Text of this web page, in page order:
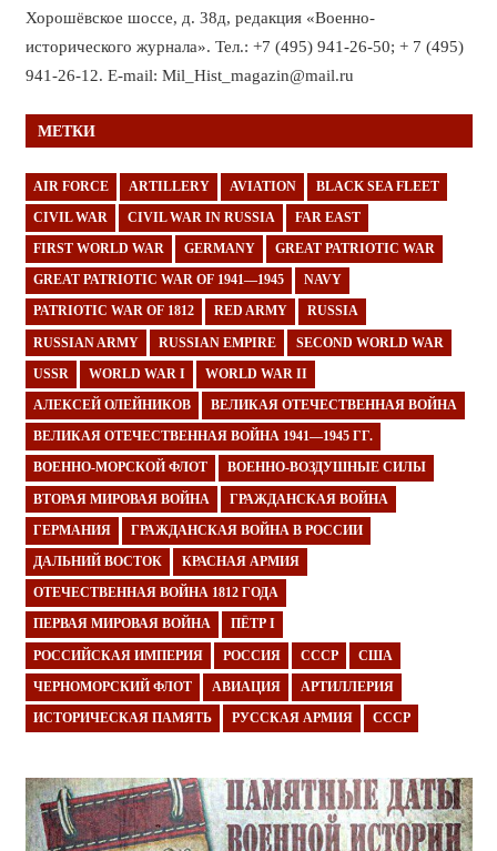
Хорошёвское шоссе, д. 38д, редакция «Военно-
исторического журнала». Тел.: +7 (495) 941-26-50; + 7 (495)
941-26-12. E-mail: Mil_Hist_magazin@mail.ru
МЕТКИ
AIR FORCE ARTILLERY AVIATION BLACK SEA FLEET
CIVIL WAR CIVIL WAR IN RUSSIA FAR EAST
FIRST WORLD WAR GERMANY GREAT PATRIOTIC WAR
GREAT PATRIOTIC WAR OF 1941—1945 NAVY
PATRIOTIC WAR OF 1812 RED ARMY RUSSIA
RUSSIAN ARMY RUSSIAN EMPIRE SECOND WORLD WAR
USSR WORLD WAR I WORLD WAR II
АЛЕКСЕЙ ОЛЕЙНИКОВ ВЕЛИКАЯ ОТЕЧЕСТВЕННАЯ ВОЙНА
ВЕЛИКАЯ ОТЕЧЕСТВЕННАЯ ВОЙНА 1941—1945 ГГ.
ВОЕННО-МОРСКОЙ ФЛОТ ВОЕННО-ВОЗДУШНЫЕ СИЛЫ
ВТОРАЯ МИРОВАЯ ВОЙНА ГРАЖДАНСКАЯ ВОЙНА
ГЕРМАНИЯ ГРАЖДАНСКАЯ ВОЙНА В РОССИИ
ДАЛЬНИЙ ВОСТОК КРАСНАЯ АРМИЯ
ОТЕЧЕСТВЕННАЯ ВОЙНА 1812 ГОДА
ПЕРВАЯ МИРОВАЯ ВОЙНА ПЁТР I
РОССИЙСКАЯ ИМПЕРИЯ РОССИЯ СССР США
ЧЕРНОМОРСКИЙ ФЛОТ АВИАЦИЯ АРТИЛЛЕРИЯ
ИСТОРИЧЕСКАЯ ПАМЯТЬ РУССКАЯ АРМИЯ СССР